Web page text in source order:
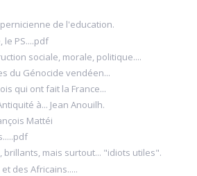
de l'education.
le PS....pdf
sociale, morale, politique....
du Génocide vendéen...
qui ont fait la France...
à... Jean Anouilh.
Mattéi
brillants, mais surtout... "idiots utiles".
des Africains.....